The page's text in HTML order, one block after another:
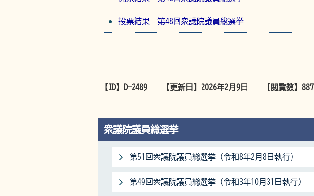
投票結果 第48回衆議院議員総選挙
【ID】 D-2489 【更新日】 2026年2月9日 【閲覧数】 887
衆議院議員総選挙
第51回衆議院議員総選挙（令和8年2月8日執行）
第49回衆議院議員総選挙（令和3年10月31日執行）